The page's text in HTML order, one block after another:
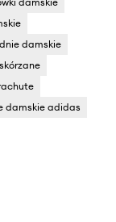
damskie
damskie adidas